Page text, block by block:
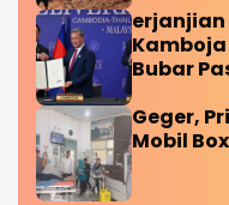
Bubar
Geger,
Mobil